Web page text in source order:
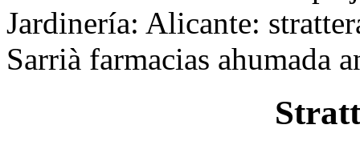
Jardinería: Alicante:
Sarrià farmacias ahumada